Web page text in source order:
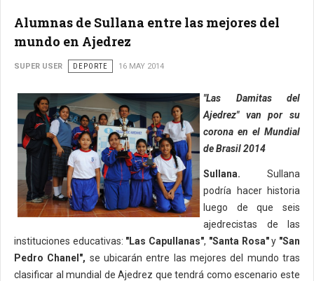
Alumnas de Sullana entre las mejores del
mundo en Ajedrez
SUPER USER DEPORTE 16 MAY 2014
"Las Damitas del
Ajedrez" van por su
corona en el Mundial
de Brasil 2014
Sullana. Sullana
podría hacer historia
luego de que seis
ajedrecistas de las
instituciones educativas: "Las Capullanas", "Santa Rosa"y "San
Pedro Chanel", se ubicarán entre las mejores del mundo tras
clasificar al mundial de Ajedrez que tendrá como escenario este